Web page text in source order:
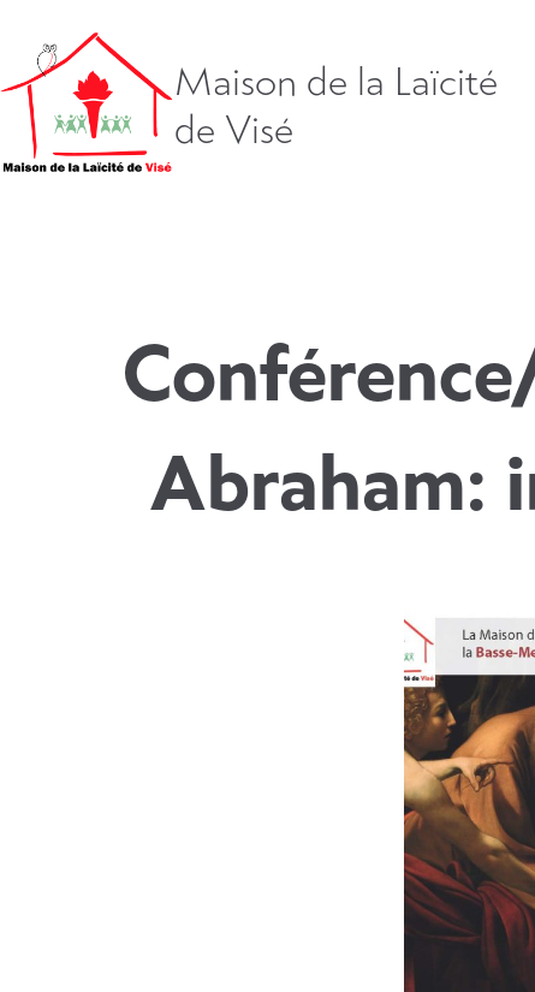
directement
le
contenu
Maison de la Laïcité
de Visé
Abraham: